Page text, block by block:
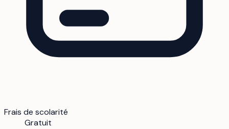
Frais de scolarité
Gratuit